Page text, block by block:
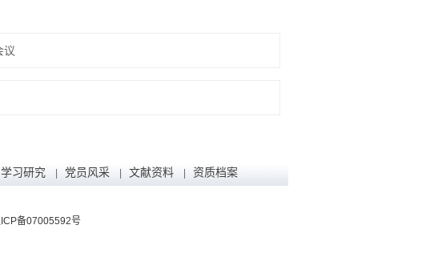
议
学习研究 党员风采 文献资料 资质档案
备07005592号